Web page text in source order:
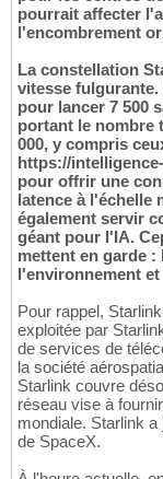
pourrait affecter
l'encombrement
La constellation
vitesse
pour lancer 7 500
portant le nombre
000, y compris
https://
pour offrir une
latence à l'échelle
également servir
géant pour l'IA.
mettent en garde
l'environnement
Pour rappel,
exploitée par
de services de
la société
Starlink couvre
réseau vise à
mondiale. Starlink
de SpaceX.